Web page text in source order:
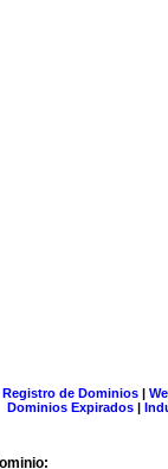
Registro de Dominios|
Dominios Expirados |